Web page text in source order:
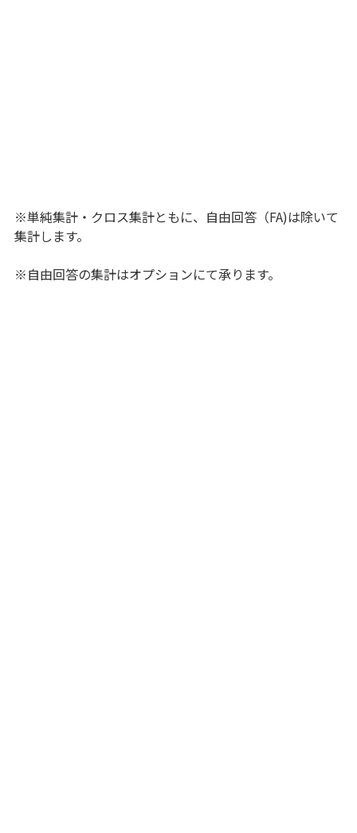
※単純集計・クロス集計ともに、自由回答（FA)は除いて
集計します。
※自由回答の集計はオプションにて承ります。